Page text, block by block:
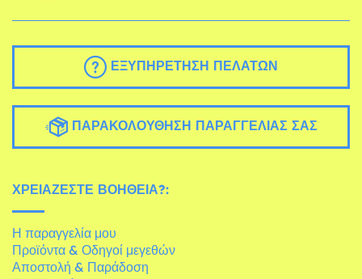
ΕΞΥΠΗΡΈΤΗΣΗ ΠΕΛΑΤΏΝ
ΠΑΡΑΚΟΛΟΎΘΗΣΗ ΠΑΡΑΓΓΕΛΊΑΣ ΣΑΣ
ΧΡΕΙΆΖΕΣΤΕ ΒΟΉΘΕΙΑ?:
Η παραγγελία μου
Προϊόντα & Οδηγοί μεγεθών
Αποστολή & Παράδοση